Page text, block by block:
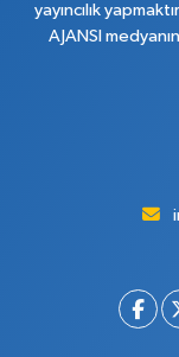
yayıncılık
AJANSI